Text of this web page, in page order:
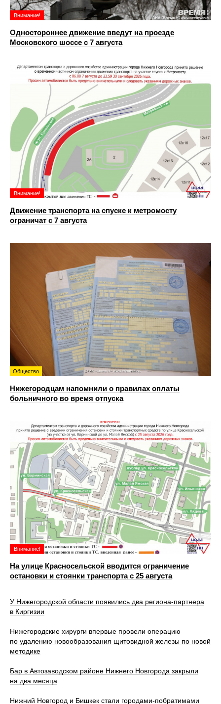
Внимание!
Одностороннее движение введут на проезде
Московского шоссе с 7 августа
Внимание!
Движение транспорта на спуске к метромосту
ограничат с 7 августа
Общество
Нижегородцам напомнили о правилах оплаты
больничного во время отпуска
Внимание!
На улице Красносельской вводится ограничение
остановки и стоянки транспорта с 25 августа
У Нижегородской области появились два региона-партнера
в Киргизии
Нижегородские хирурги впервые провели операцию
по удалению новообразования щитовидной железы по новой
методике
Бар в Автозаводском районе Нижнего Новгорода закрыли
на два месяца
Нижний Новгород и Бишкек стали городами-побратимами